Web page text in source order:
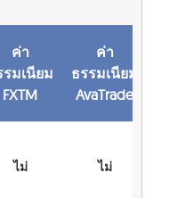
ค่า
รมเนียม
FXTM
ค่า
ธรรมเนียม
AvaTrade
ไม่ ไม่